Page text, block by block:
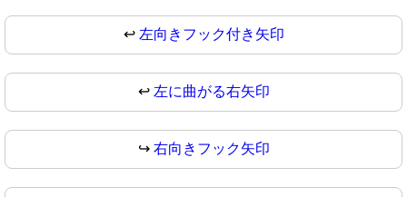
↩️ 左向きフック付き矢印
↩ 左に曲がる右矢印
↪️ 右向きフック矢印